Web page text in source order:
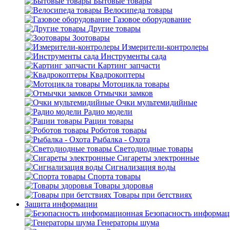
Велосипеда товары
Газовое оборудование
Другие товары
Зоотовары
Измерители-контролеры
Инструменты сада
Картинг запчасти
Квадрокоптеры
Мотоцикла товары
Отмычки замков
Очки мультемидийные
Радио модели
Рации товары
Роботов товары
Рыбалка - Охота
Светодиодные товары
Сигареты электронные
Сигнализация воды
Спорта товары
Товары здоровья
Товары при бетствиях
Защита информации
Безопасность
Генераторы шума